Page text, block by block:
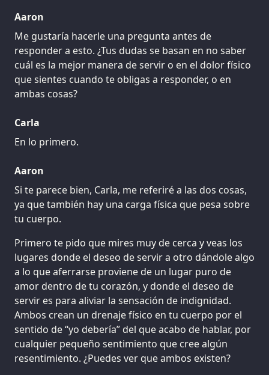
Aaron
Me gustaría hacerle una pregunta antes de
responder a esto. ¿Tus dudas se basan en no saber
cuál es la mejor manera de servir o en el dolor físico
que sientes cuando te obligas a responder, o en
ambas cosas?
Carla
En lo primero.
Aaron
Si te parece bien, Carla, me referiré a las dos cosas,
ya que también hay una carga física que pesa sobre
tu cuerpo.
Primero te pido que mires muy de cerca y veas los
lugares donde el deseo de servir a otro dándole algo
a lo que aferrarse proviene de un lugar puro de
amor dentro de tu corazón, y donde el deseo de
servir es para aliviar la sensación de indignidad.
Ambos crean un drenaje físico en tu cuerpo por el
sentido de “yo debería” del que acabo de hablar, por
cualquier pequeño sentimiento que cree algún
resentimiento. ¿Puedes ver que ambos existen?